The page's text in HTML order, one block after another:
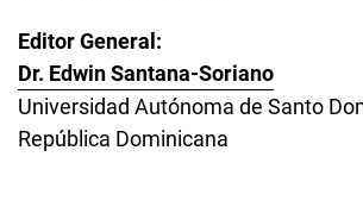
Editor General:
Dr. Edwin Santana-Soriano
Universidad Autónoma de Santo
República Dominicana